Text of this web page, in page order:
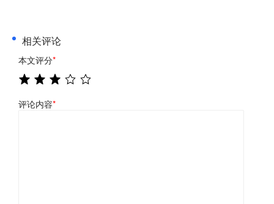
相关评论
本文评分*
评论内容*